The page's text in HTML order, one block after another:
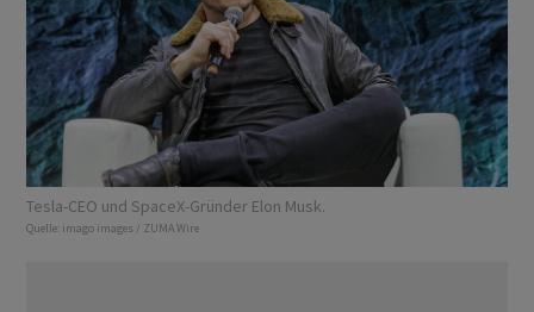
Tesla-CEO und SpaceX-Gründer Elon Musk.
Quelle: imago images / ZUMA Wire